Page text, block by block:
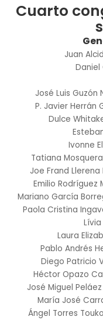
Cuarto
Juan
Daniel
José Luis Guzón
P. Javier Herrán
Dulce
Ivonne
Tatiana
Joe Frand Llerena
Emilio Rodríguez
Mariano García
Paola Cristina
Laura
Pablo Andrés
Diego Patricio
Héctor Opazo
José Miguel
María José
Ángel Torres